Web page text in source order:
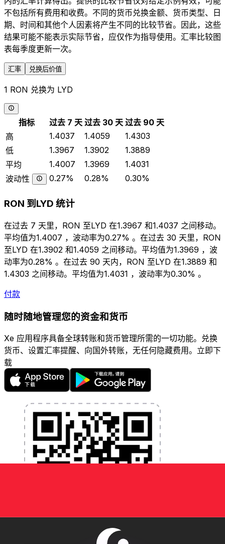
不包括所有费用和收费。不同的货币兑换金额、货币类型、日
期、时间和其他个人因素将产生不同的比较节省。因此，这些
结果可能不能表示实际节省，应仅作为指导使用。汇率比较图
表每季度更新一次。
汇率 兑换后价值
1 RON 兑换为 LYD
指标 过去 7 天 过去 30 天 过去 90 天
高
1.4037 1.4059
1.4303
低
1.3967 1.3902
1.3889
平均
1.4007 1.3969
1.4031
波动性
0.27% 0.28% 0.30%
RON 到LYD 统计
在过去 7 天里，RON 至LYD 在1.3967 和1.4037 之间移动。
平均值为1.4007 ，波动率为0.27% 。在过去 30 天里，RON
至LYD 在1.3902 和1.4059 之间移动。平均值为1.3969 ，波
动率为0.28% 。在过去 90 天内，RON 至LYD 在1.3889 和
1.4303 之间移动。平均值为1.4031 ，波动率为0.30% 。
付款
随时随地管理您的资金和货币
Xe 应用程序具备全球转账和货币管理所需的一切功能。兑换
货币、设置汇率提醒、向国外转账，无任何隐藏费用。立即下
载